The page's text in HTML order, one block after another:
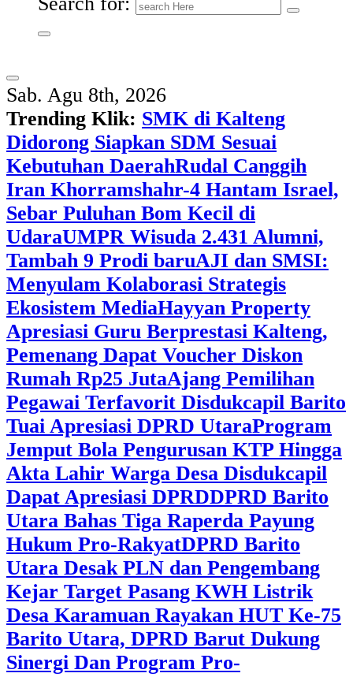
Sab. Agu 8th, 2026
Trending Klik: SMK di Kalteng
Didorong Siapkan SDM Sesuai
Kebutuhan DaerahRudal Canggih
Iran Khorramshahr-4 Hantam Israel,
Sebar Puluhan Bom Kecil di
UdaraUMPR Wisuda 2.431 Alumni,
Tambah 9 Prodi baruAJI dan SMSI:
Menyulam Kolaborasi Strategis
Ekosistem MediaHayyan Property
Apresiasi Guru Berprestasi Kalteng,
Pemenang Dapat Voucher Diskon
Rumah Rp25 JutaAjang Pemilihan
Pegawai Terfavorit Disdukcapil Barito
Tuai Apresiasi DPRD UtaraProgram
Jemput Bola Pengurusan KTP Hingga
Akta Lahir Warga Desa Disdukcapil
Dapat Apresiasi DPRDDPRD Barito
Utara Bahas Tiga Raperda Payung
Hukum Pro-RakyatDPRD Barito
Utara Desak PLN dan Pengembang
Kejar Target Pasang KWH Listrik
Desa Karamuan Rayakan HUT Ke-75
Barito Utara, DPRD Barut Dukung
Sinergi Dan Program Pro-